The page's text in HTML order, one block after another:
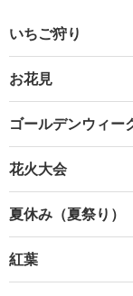
いちご狩り
お花見
ゴールデンウィー
花火大会
夏休み（夏祭り）
紅葉